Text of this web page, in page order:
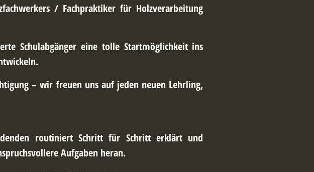
/ Fachpraktiker für Holzverarbeitung
Schulabgänger eine tolle Startmöglichkeit ins
– wir freuen uns auf jeden neuen Lehrling,
routiniert Schritt für Schritt erklärt und
Aufgaben heran.